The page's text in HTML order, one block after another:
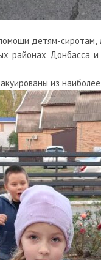
детям-сиротам,
районах Донбасса
из